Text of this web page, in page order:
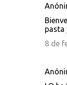
pasta
8 de